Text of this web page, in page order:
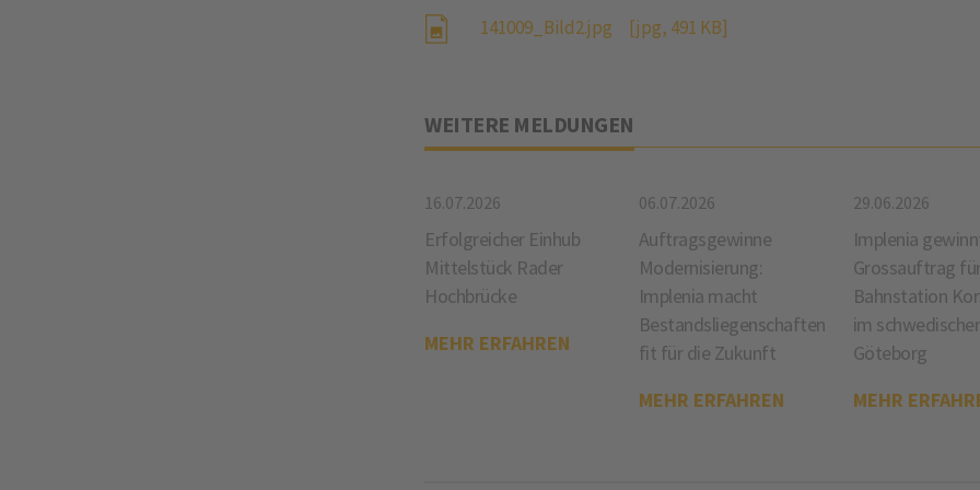
141009_Bild2.jpg [jpg, 491 KB]
WEITERE MELDUNGEN
16.07.2026
Erfolgreicher Einhub
Mittelstück Rader
Hochbrücke
MEHR ERFAHREN
06.07.2026
Auftragsgewinne
Modernisierung:
Implenia macht
Bestandsliegenschaften
fit für die Zukunft
MEHR ERFAHREN
29.06.2026
Implenia
Grossauftrag
Bahnstation
im
Göteborg
MEHR